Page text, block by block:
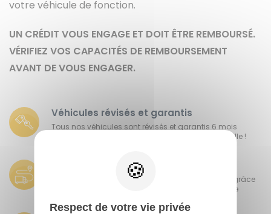
votre véhicule de fonction.
UN CRÉDIT VOUS ENGAGE ET DOIT ÊTRE REMBOURSÉ.
VÉRIFIEZ VOS CAPACITÉS DE REMBOURSEMENT
AVANT DE VOUS ENGAGER.
Véhicules révisés et garantis
Tous nos véhicules sont révisés et garantis 6 mois
minimum, c'est l'assurance d'avoir l'esprit tranquille !
Faites vous livrer partout en France
Faites vous livrer votre utilitaire près de chez vous grâce
à nos nombreux points de retrait partout en France
Respect de votre vie privée